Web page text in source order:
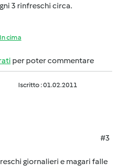
3 rinfreschi circa.
In cima
per poter commentare
Iscritto : 01.02.2011
#3
giornalieri e magari falle